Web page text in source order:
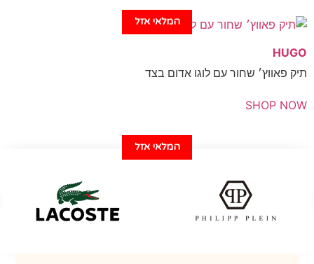
המלאי אזל
המלאי אזל
שחור עם לוגו אדום בצד
SHOP